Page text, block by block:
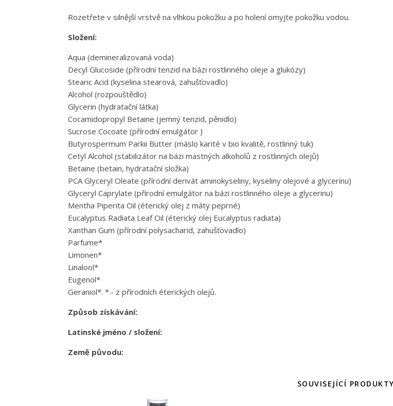
Rozetřete v silnější vrstvě na vlhkou pokožku a po holení omyjte pokožku vodou.
Složení:
Aqua (demineralizovaná voda)
Decyl Glucoside (přírodní tenzid na bázi rostlinného oleje a glukózy)
Stearic Acid (kyselina stearová, zahušťovadlo)
Alcohol (rozpouštědlo)
Glycerin (hydratační látka)
Cocamidopropyl Betaine (jemný tenzid, pěnidlo)
Sucrose Cocoate (přírodní emulgátor )
Butyrospermum Parkii Butter (máslo karité v bio kvalitě, rostlinný tuk)
Cetyl Alcohol (stabilizátor na bázi mastných alkoholů z rostlinných olejů)
Betaine (betain, hydratační složka)
PCA Glyceryl Oleate (přírodní derivát aminokyseliny, kyseliny olejové a glycerinu)
Glyceryl Caprylate (přírodní emulgátor na bázi rostlinného oleje a glycerinu)
Mentha Piperita Oil (éterický olej z máty peprné)
Eucalyptus Radiata Leaf Oil (éterický olej Eucalyptus radiata)
Xanthan Gum (přírodní polysacharid, zahušťovadlo)
Parfume*
Limonen*
Linalool*
Eugenol*
Geraniol*. *.- z přírodních éterických olejů.
Způsob získávání:
Latinské jméno / složení:
Země původu:
SOUVISEJÍCÍ PRODUKTY